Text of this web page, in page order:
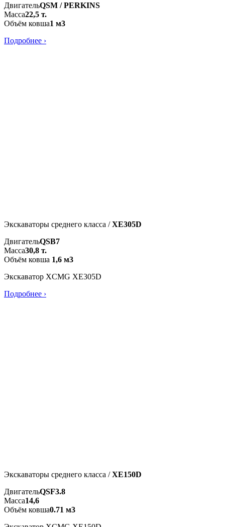
ДвигательQSM / PERKINS
Масса22,5 т.
Объём ковша1 м3
Подробнее ›
Экскаваторы среднего класса /XE305D
ДвигательQSB7
Масса30,8 т.
Объём ковша 1,6 м3
Экскаватор XCMG XE305D
Подробнее ›
Экскаваторы среднего класса /XE150D
ДвигательQSF3.8
Масса14,6
Объём ковша0.71 м3